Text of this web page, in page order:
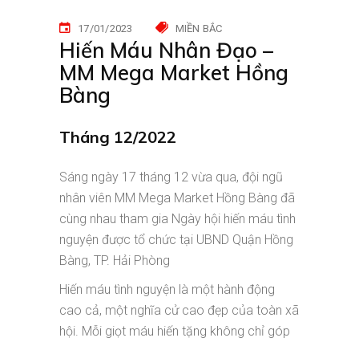
17/01/2023 MIỀN BẮC
Hiến Máu Nhân Đạo –
MM Mega Market Hồng
Bàng
Tháng 12/2022
Sáng ngày 17 tháng 12 vừa qua, đội ngũ
nhân viên MM Mega Market Hồng Bàng đã
cùng nhau tham gia Ngày hội hiến máu tình
nguyện được tổ chức tại UBND Quận Hồng
Bàng, TP. Hải Phòng
Hiến máu tình nguyện là một hành động
cao cả, một nghĩa cử cao đẹp của toàn xã
hội. Mỗi giọt máu hiến tặng không chỉ góp